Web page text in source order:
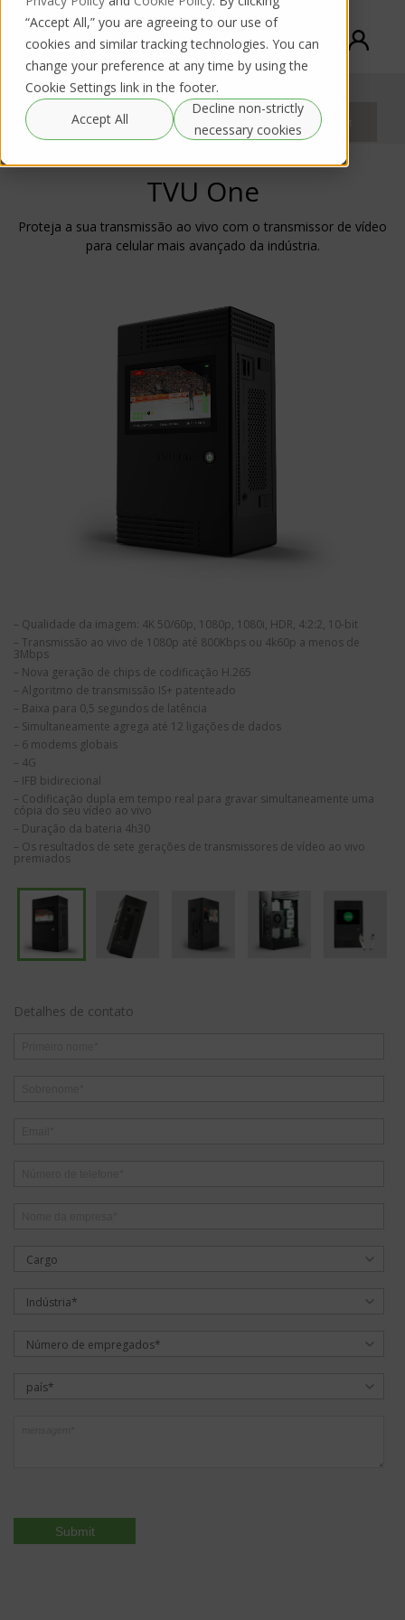
“Accept All,” you are agreeing to our use of
cookies and similar tracking technologies. You can
change your preference at any time by using the
Cookie Settings link in the footer.
Accept All
Decline non-strictly
necessary cookies
TVU One
Documentation Purchase
request Rental request
TVU One
Proteja a sua transmissão ao vivo com o transmissor de vídeo
para celular mais avançado da indústria.
– Qualidade da imagem: 4K 50/60p, 1080p, 1080i, HDR, 4:2:2, 10-bit
– Transmissão ao vivo de 1080p até 800Kbps ou 4k60p a menos de
3Mbps
– Nova geração de chips de codificação H.265
– Algoritmo de transmissão IS+ patenteado
– Baixa para 0,5 segundos de latência
– Simultaneamente agrega até 12 ligações de dados
– 6 modems globais
– 4G
– IFB bidirecional
– Codificação dupla em tempo real para gravar simultaneamente uma
cópia do seu vídeo ao vivo
– Duração da bateria 4h30
– Os resultados de sete gerações de transmissores de vídeo ao vivo
premiados
Detalhes de contato
Cargo
Indústria*
Número de empregados*
país*